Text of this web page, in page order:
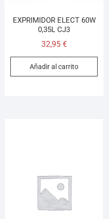
EXPRIMIDOR ELECT 60W
0,35L CJ3
32,95 €
Añadir al carrito